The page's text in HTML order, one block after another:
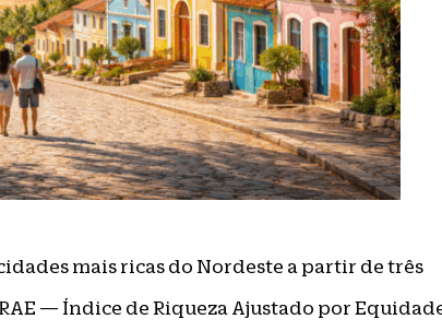
mais ricas do Nordeste a partir de três
— Índice de Riqueza Ajustado por